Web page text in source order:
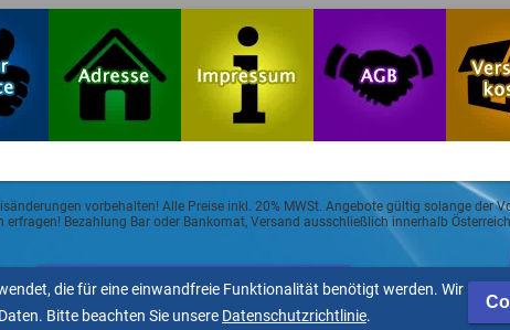
vorbehalten! Alle Preise inkl. 20% MWSt. Angebote gültig solange der
Bezahlung Bar oder Bankomat, Versand ausschließlich innerhalb
Allgemeine Geschäftsbedingungen
die für eine einwandfreie Funktionalität benötigt werden. Wir
Bitte beachten Sie unsere Datenschutzrichtlinie.